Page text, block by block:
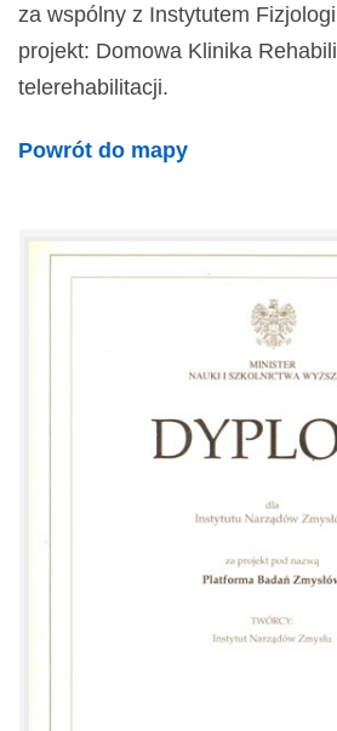
za wspólny z Instytutem
projekt: Domowa Klinika
telerehabilitacji.
Powrót do mapy